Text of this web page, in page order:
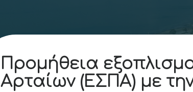
Προμήθεια
Αρταίων (ΕΣΠΑ) με